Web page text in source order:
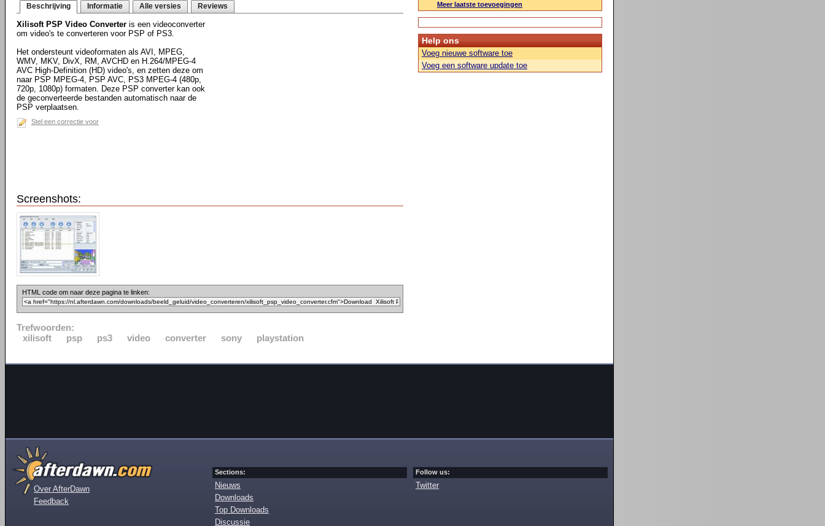
Beschrijving Informatie Alle versies Reviews
Xilisoft PSP Video Converter is een videoconverter
om video's te converteren voor PSP of PS3.
Het ondersteunt videoformaten als AVI, MPEG,
WMV, MKV, DivX, RM, AVCHD en H.264/MPEG-4
AVC High-Definition (HD) video's, en zetten deze om
naar PSP MPEG-4, PSP AVC, PS3 MPEG-4 (480p,
720p, 1080p) formaten. Deze PSP converter kan ook
de geconverteerde bestanden automatisch naar de
PSP verplaatsen.
Stel een correctie voor
Screenshots:
HTML code om naar deze pagina te linken:
Trefwoorden:
xilisoft
psp ps3 video converter sony playstation
Meer laatste toevoegingen
Help ons
Voeg nieuwe software toe
Voeg een software update toe
Over AfterDawn
Feedback
Sections:
Nieuws
Downloads
Top Downloads
Discussie
Follow us:
Twitter